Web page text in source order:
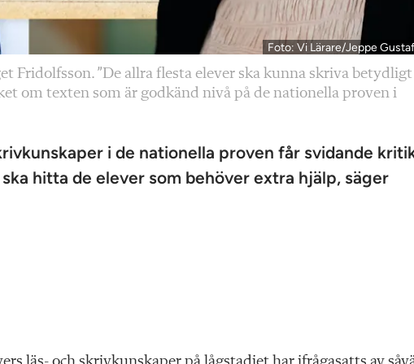
Foto: Vi Lärare/Jeppe
Fridolfsson. ”De allra flesta elever ska kunna skriva betydligt
om texten som är godkänd nivå på de nationella proven i
i de nationella proven får svidande
hitta de elever som behöver extra hjälp, säger